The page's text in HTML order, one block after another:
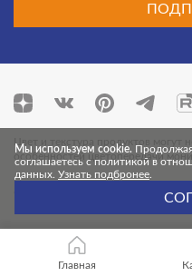
Цвет и текстура продуктов могут
особенностей цветопередачи
© 2026 Cersanit. Все права
Мы используем cookie.
соглашаетесь с политикой в
данных. Узнать подбронее
Главная